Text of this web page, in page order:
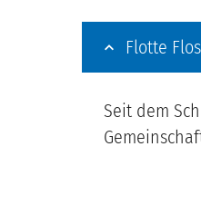
Flotte
Seit dem